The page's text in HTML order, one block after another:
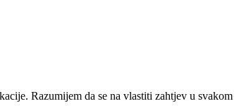
Razumijem da se na vlastiti zahtjev u svakom